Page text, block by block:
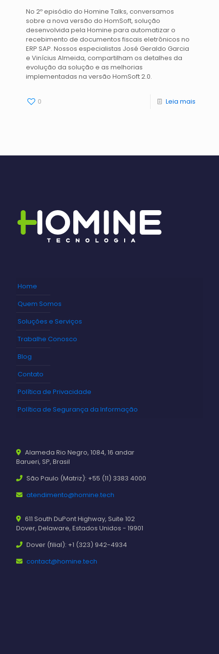
No 2º episódio do Homine Talks, conversamos
sobre a nova versão do HomSoft, solução
desenvolvida pela Homine para automatizar o
recebimento de documentos fiscais eletrônicos no
ERP SAP. Nossos especialistas José Geraldo Garcia
e Vinícius Almeida, compartilham os detalhes da
evolução da solução e as melhorias
implementadas na versão HomSoft 2.0.
0 Leia mais
Home
Quem Somos
Soluções e Serviços
Trabalhe Conosco
Blog
Contato
Política de Privacidade
Política de Segurança da Informação
Alameda Rio Negro, 1084, 16 andar
Barueri, SP, Brasil
São Paulo (Matriz): +55 (11) 3383 4000
atendimento@homine.tech
611 South DuPont Highway, Suite 102
Dover, Delaware, Estados Unidos - 19901
Dover (filial): +1 (323) 942-4934
contact@homine.tech